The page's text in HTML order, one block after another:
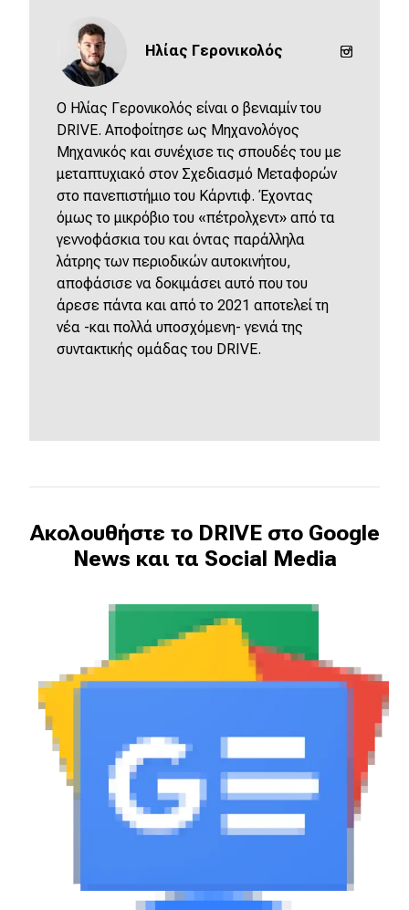
Ηλίας Γερονικολός
O Ηλίας Γερονικολός είναι ο βενιαμίν του
DRIVE. Αποφοίτησε ως Μηχανολόγος
Μηχανικός και συνέχισε τις σπουδές του με
μεταπτυχιακό στον Σχεδιασμό Μεταφορών
στο πανεπιστήμιο του Κάρντιφ. Έχοντας
όμως το μικρόβιο του «πέτρολχεντ» από τα
γεννοφάσκια του και όντας παράλληλα
λάτρης των περιοδικών αυτοκινήτου,
αποφάσισε να δοκιμάσει αυτό που του
άρεσε πάντα και από το 2021 αποτελεί τη
νέα -και πολλά υποσχόμενη- γενιά της
συντακτικής ομάδας του DRIVE.
Ακολουθήστε το DRIVE στο Google
News και τα Social Media